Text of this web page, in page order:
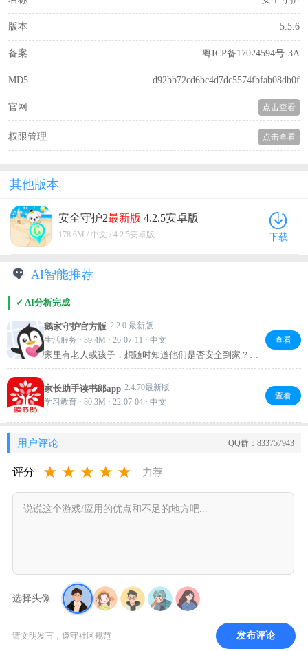
版本 5.5.6
备案 粤ICP备17024594号-3A
MD5 d92bb72cd6bc4d7dc5574fbfab08db0f
官网 点击查看
权限管理 点击查看
其他版本
安全守护2最新版 4.2.5安卓版
178.6M / 中文 / 4.2.5安卓版 下载
AI智能推荐
✓ AI分析完成
鹅家守护官方版 2.2.0 最新版
生活服务 · 39.4M · 26-07-11 · 中文
家里有老人或孩子，想随时知道他们是否安全到家？鹅
家守护来帮忙！配合腾讯地图创建“守护圈”，邀请家人
加入，就能查看位置动态和历史轨迹，还能设置围栏提
醒。不夸张地说，这是给家人多一份安心的好工具，推
荐试试。
查看
家长助手读书郎app 2.4.70最新版
学习教育 · 80.3M · 22-07-04 · 中文
查看
用户评论 QQ群：833757943
评分 ★ ★ ★ ★ ★ 力荐
选择头像:
请文明发言，遵守社区规范 发布评论